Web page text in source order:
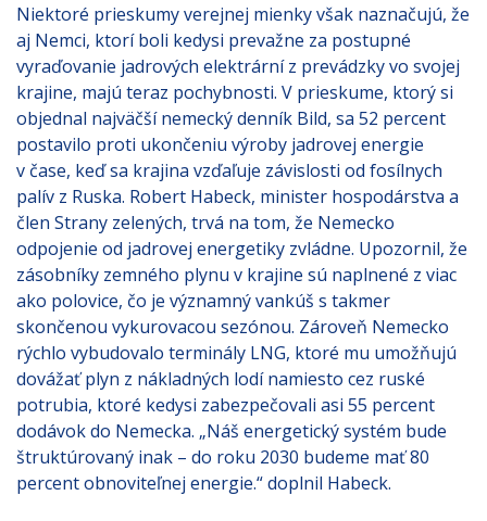
Niektoré prieskumy verejnej mienky však naznačujú, že
aj Nemci, ktorí boli kedysi prevažne za postupné
vyraďovanie jadrových elektrární z prevádzky vo svojej
krajine, majú teraz pochybnosti. V prieskume, ktorý si
objednal najväčší nemecký denník Bild, sa 52 percent
postavilo proti ukončeniu výroby jadrovej energie
v čase, keď sa krajina vzďaľuje závislosti od fosílnych
palív z Ruska. Robert Habeck, minister hospodárstva a
člen Strany zelených, trvá na tom, že Nemecko
odpojenie od jadrovej energetiky zvládne. Upozornil, že
zásobníky zemného plynu v krajine sú naplnené z viac
ako polovice, čo je významný vankúš s takmer
skončenou vykurovacou sezónou. Zároveň Nemecko
rýchlo vybudovalo terminály LNG, ktoré mu umožňujú
dovážať plyn z nákladných lodí namiesto cez ruské
potrubia, ktoré kedysi zabezpečovali asi 55 percent
dodávok do Nemecka. „Náš energetický systém bude
štruktúrovaný inak – do roku 2030 budeme mať 80
percent obnoviteľnej energie.“ doplnil Habeck.